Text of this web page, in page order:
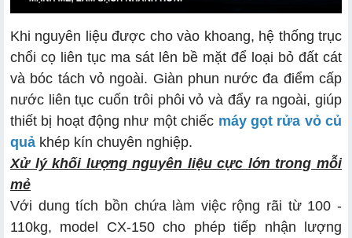
Khi nguyên liệu được cho vào khoang, hệ thống trục
chổi cọ liên tục ma sát lên bề mặt để loại bỏ đất cát
và bóc tách vỏ ngoài. Giàn phun nước đa điểm cấp
nước liên tục cuốn trôi phôi vỏ và đẩy ra ngoài, giúp
thiết bị hoạt động như một chiếc máy gọt rửa vỏ củ
quả khép kín chuyên nghiệp.
Xử lý khối lượng nguyên liệu cực lớn trong mỗi
mẻ
Với dung tích bồn chứa làm việc rộng rãi từ 100 -
110kg, model CX-150 cho phép tiếp nhận lượng